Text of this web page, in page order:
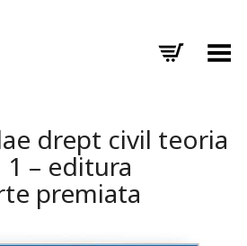
Toggle Menu
drept civil teoria
– editura
premiata